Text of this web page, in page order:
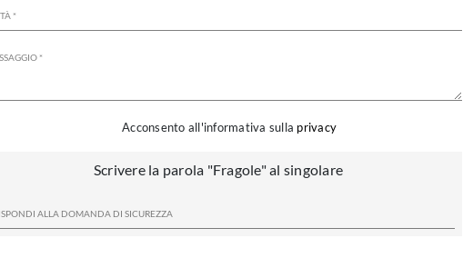
Acconsento all'informativa sulla privacy
Scrivere la parola "Fragole" al singolare